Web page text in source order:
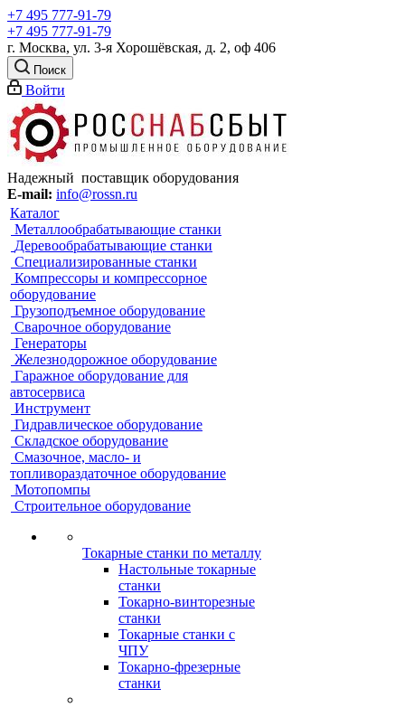
+7 495 777-91-79
+7 495 777-91-79
г. Москва, ул. 3-я Хорошёвская, д. 2, оф 406
Поиск
Войти
Надежный поставщик оборудования
E-mail: info@rossn.ru
Каталог
Металлообрабатывающие станки
Деревообрабатывающие станки
Специализированные станки
Компрессоры и компрессорное
оборудование
Грузоподъемное оборудование
Сварочное оборудование
Генераторы
Железнодорожное оборудование
Гаражное оборудование для
автосервиса
Инструмент
Гидравлическое оборудование
Складское оборудование
Смазочное, масло- и
топливораздаточное оборудование
Мотопомпы
Строительное оборудование
Токарные станки по металлу
Настольные токарные
станки
Токарно-винторезные
станки
Токарные станки с
ЧПУ
Токарно-фрезерные
станки